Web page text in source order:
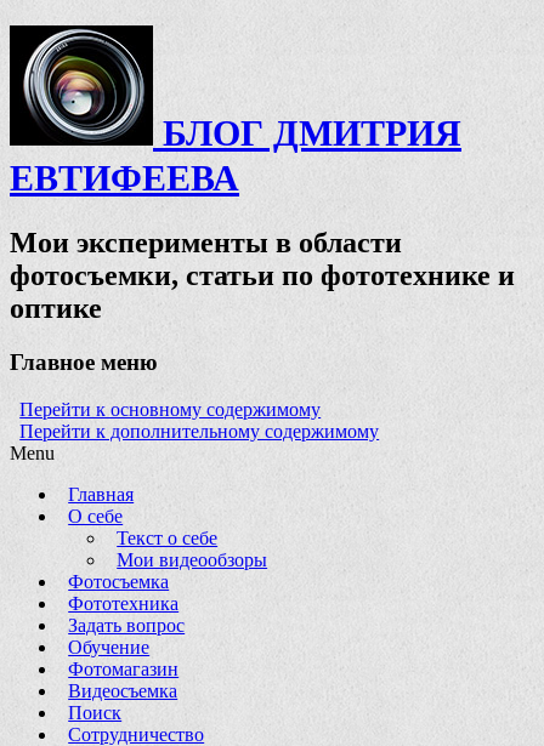
БЛОГ ДМИТРИЯ
ЕВТИФЕЕВА
Мои эксперименты в области
фотосъемки, статьи по фототехнике и
оптике
Главное меню
Перейти к основному содержимому
Перейти к дополнительному содержимому
Menu
Главная
О себе
Текст о себе
Мои видеообзоры
Фотосъемка
Фототехника
Задать вопрос
Обучение
Фотомагазин
Видеосъемка
Поиск
Сотрудничество